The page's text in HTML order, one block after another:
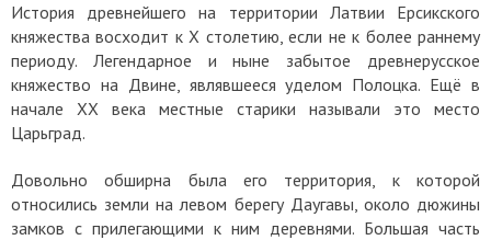
История древнейшего на территории Латвии Ерсикского
княжества восходит к X столетию, если не к более раннему
периоду. Легендарное и ныне забытое древнерусское
княжество на Двине, являвшееся уделом Полоцка. Ещё в
начале XX века местные старики называли это место
Царьград.
Довольно обширна была его территория, к которой
относились земли на левом берегу Даугавы, около дюжины
замков с прилегающими к ним деревнями. Большая часть